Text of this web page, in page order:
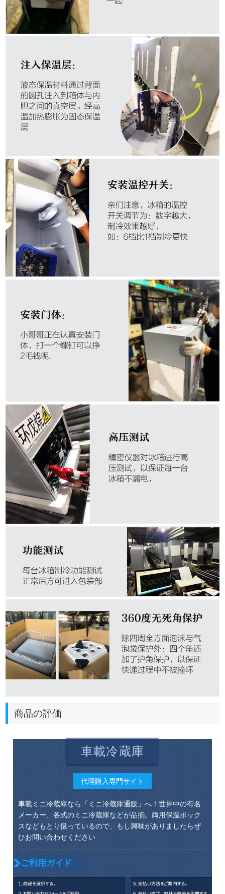
商品の評価
車載冷蔵庫
代理購入専門サイト
車載ミニ冷蔵庫なら「ミニ冷蔵庫通販」へ！世界中の有名
メーカー、各式のミニ冷蔵庫などが品揃。両用保温ボック
スなどもとり扱っているので、もし興味がありましたらぜ
ひお問い合わせください
ご利用ガイド